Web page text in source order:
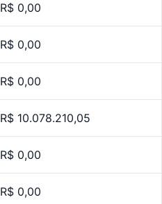
R$ 0,00
R$ 0,00
R$ 0,00
R$ 10.078.210,05
R$ 0,00
R$ 0,00